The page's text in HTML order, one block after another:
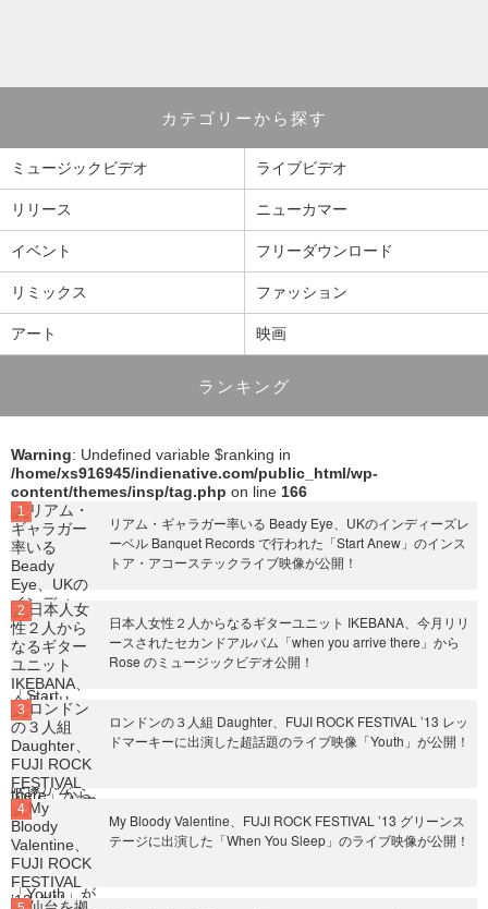
カテゴリーから探す
ミュージックビデオ ライブビデオ
リリース ニューカマー
イベント フリーダウンロード
リミックス ファッション
アート 映画
ランキング
Warning: Undefined variable $ranking in
/home/xs916945/indienative.com/public_html/wp-
content/themes/insp/tag.php on line 166
リアム・ギャラガー率いる Beady Eye、UKのインディーズレ
ーベル Banquet Records で行われた「Start Anew」のインス
トア・アコーステックライブ映像が公開！
日本人女性２人からなるギターユニット IKEBANA、今月リリ
ースされたセカンドアルバム「when you arrive there」から
Rose のミュージックビデオ公開！
ロンドンの３人組 Daughter、FUJI ROCK FESTIVAL ’13 レッ
ドマーキーに出演した超話題のライブ映像「Youth」が公開！
My Bloody Valentine、FUJI ROCK FESTIVAL ’13 グリーンス
テージに出演した「When You Sleep」のライブ映像が公開！